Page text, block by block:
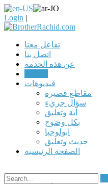
Login |
تفاعل معنا
اتصل بنا
عن هذه الخدمة
فيديوهات
مقاطع قصيرة
سؤال جريء
آية وتعليق
بكل وضوح
ابولوجيا
حديث وتعليق
الصفحة الرئيسية